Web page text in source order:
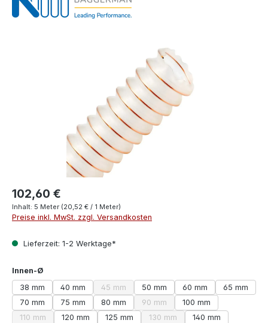
102,60 €
Inhalt: 5 Meter (20,52 € / 1 Meter)
Preise inkl. MwSt. zzgl. Versandkosten
Lieferzeit: 1-2 Werktage*
Innen-Ø
38 mm
40 mm 45 mm
(Diese Option ist zurzeit nicht verfügbar.)
50 mm 60 mm
65 mm
70 mm
75 mm 80 mm 90 mm
(Diese Option ist zurzeit nicht
100 mm
110 mm
120 mm 125 mm 130 mm
140 mm